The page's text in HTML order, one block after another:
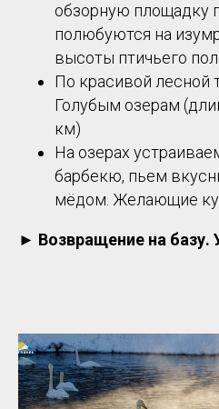
обзорную площадку
полюбуются на
высоты птичьего
По красивой лесной
Голубым озерам
км)
На озерах
барбекю, пьем
мёдом. Желающие
► Возвращение на базу.